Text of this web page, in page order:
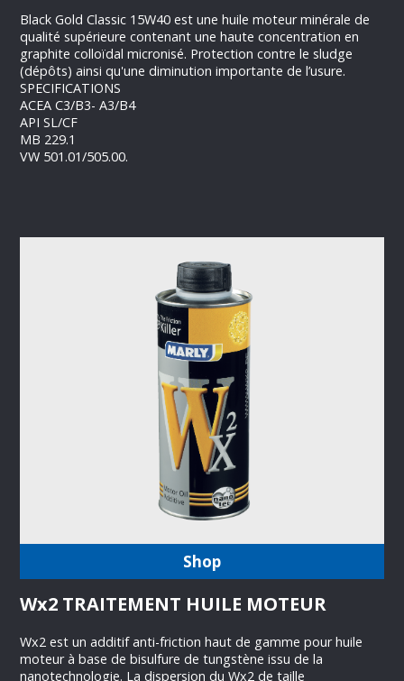
Black Gold Classic 15W40 est une huile moteur minérale de
qualité supérieure contenant une haute concentration en
graphite colloïdal micronisé. Protection contre le sludge
(dépôts) ainsi qu'une diminution importante de l’usure.
SPECIFICATIONS
ACEA C3/B3- A3/B4
API SL/CF
MB 229.1
VW 501.01/505.00.
Shop
Wx2 TRAITEMENT HUILE MOTEUR
Wx2 est un additif anti-friction haut de gamme pour huile
moteur à base de bisulfure de tungstène issu de la
nanotechnologie. La dispersion du Wx2 de taille